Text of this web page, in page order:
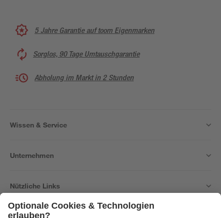
5 Jahre Garantie auf toom Eigenmarken
Sorglos, 90 Tage Umtauschgarantie
Abholung im Markt in 2 Stunden
Wissen & Service
Unternehmen
Nützliche Links